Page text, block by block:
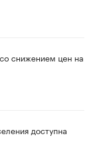
снижением цен на
доступна